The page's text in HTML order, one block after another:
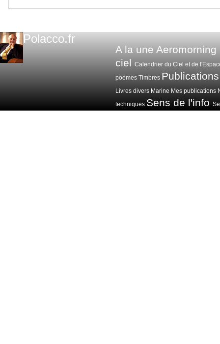
Polacco.fr
A la une Aeromorning
ciel Calendrier du Ciel et de
poèmes Timbres Publications
Livres divers Marine Mes publications
techniques Sens de l'info